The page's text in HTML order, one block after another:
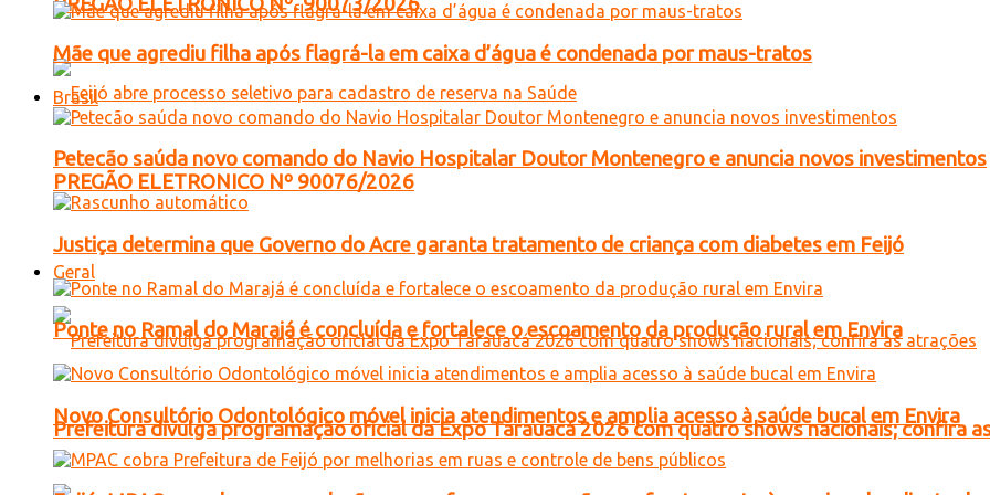
PREGÃO ELETRONICO Nº 90076/2026
Geral
Prefeitura divulga programação oficial da Expo Tarauacá 2026 com quatro shows nacionais; confira
Mãe que agrediu filha após flagrá-la em caixa d’água é condenada por maus-tratos
Brasil
Petecão saúda novo comando do Navio Hospitalar Doutor Montenegro e anuncia novos investimentos
Justiça determina que Governo do Acre garanta tratamento de criança com diabetes em Feijó
Ponte no Ramal do Marajá é concluída e fortalece o escoamento da produção rural em Envira
Novo Consultório Odontológico móvel inicia atendimentos e amplia acesso à saúde bucal em Envira